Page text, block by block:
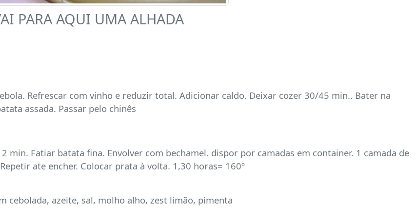
PARA AQUI UMA ALHADA
Refrescar com vinho e reduzir total. Adicionar caldo. Deixar cozer 30/45 min.. Bater na
assada. Passar pelo chinês
min. Fatiar batata fina. Envolver com bechamel. dispor por camadas em container. 1 camada de
ate encher. Colocar prata à volta. 1,30 horas= 160º
cebolada, azeite, sal, molho alho, zest limão, pimenta